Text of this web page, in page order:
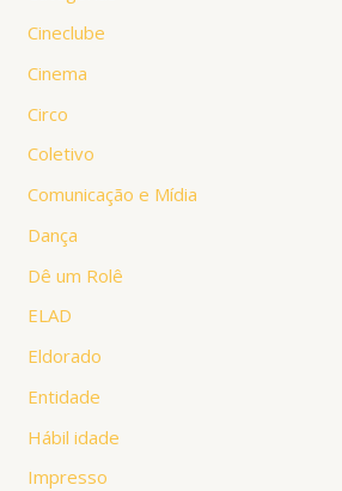
Cineclube
Cinema
Circo
Coletivo
Comunicação e Mídia
Dança
Dê um Rolê
ELAD
Eldorado
Entidade
Hábil idade
Impresso